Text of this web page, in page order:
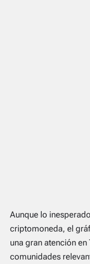
Aunque lo
criptomoneda, el
una gran atención
comunidades